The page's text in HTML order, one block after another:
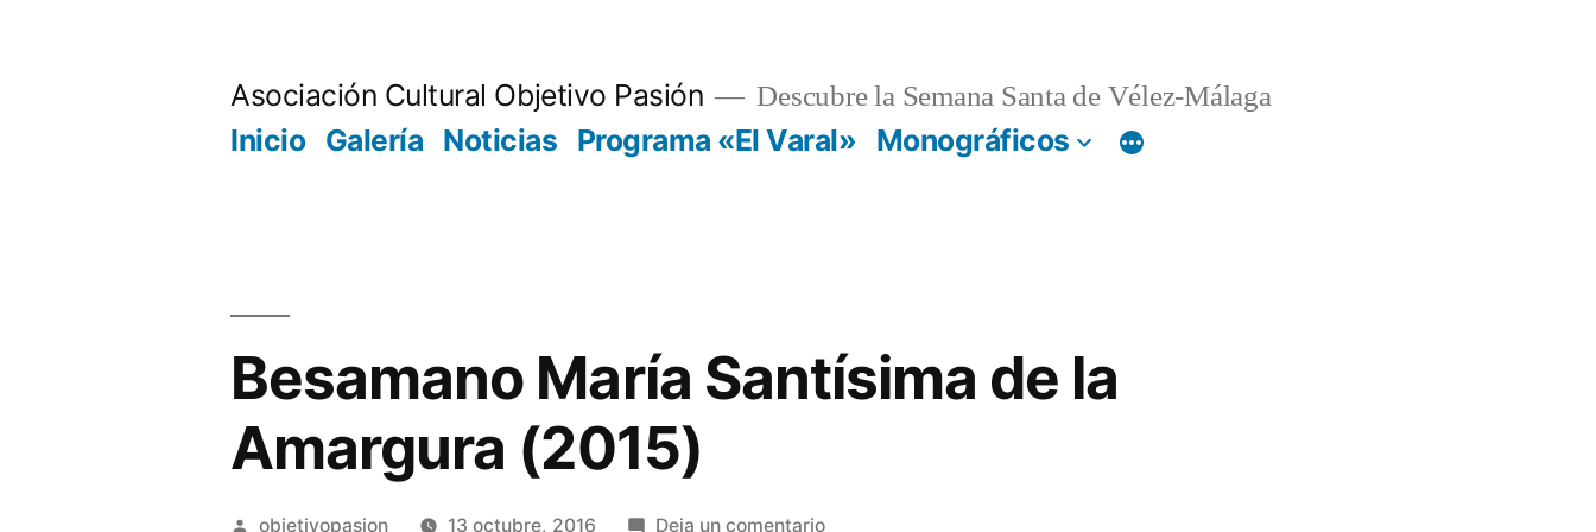
Asociación Cultural Objetivo Pasión Descubre la Semana Santa de Vélez-Málaga
Inicio Galería Noticias Programa «El Varal» Monográficos
Besamano María Santísima de la
Amargura (2015)
Publicado
objetivopasion 13 octubre, 2016 Deja un comentarioen